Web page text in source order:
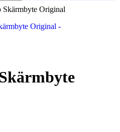
Skärmbyte Original